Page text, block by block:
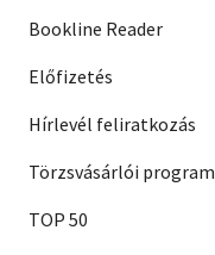
Bookline Reader
Előfizetés
Hírlevél feliratkozás
Törzsvásárlói program
TOP 50